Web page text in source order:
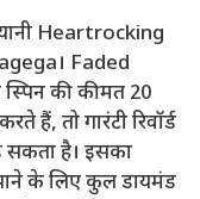
Heartrocking
Faded
की कीमत 20
हैं, तो गारंटी रिवॉर्ड
सकता है। इसका
के लिए कुल डायमंड